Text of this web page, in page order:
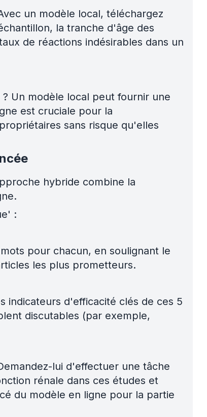
un modèle local, téléchargez
la tranche d'âge des
de réactions indésirables dans un
Un modèle local peut fournir une
est cruciale pour la
sans risque qu'elles
hybride combine la
:
pour chacun, en soulignant le
les plus prometteurs.
indicateurs d'efficacité clés de ces 5
discutables (par exemple,
lui d'effectuer une tâche
rénale dans ces études et
du modèle en ligne pour la partie